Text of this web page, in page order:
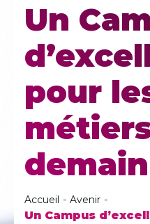
Un
pour
demain
Accueil - Avenir -
Un Campus